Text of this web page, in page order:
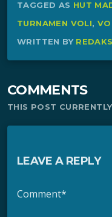
TAGGED AS HUT
TURNAMEN VOLI,
WRITTEN BY
COMMENTS
THIS POST
LEAVE A REPLY
Comment*